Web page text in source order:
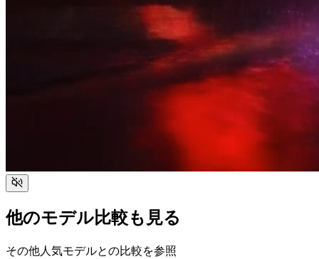
他のモデル比較も見る
その他人気モデルとの比較を参照